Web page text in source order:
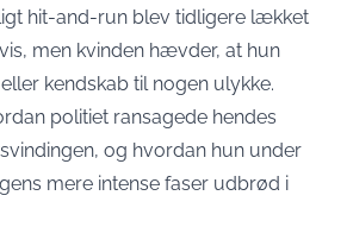
hit-and-run blev tidligere lækket
men kvinden hævder, at hun
kendskab til nogen ulykke.
politiet ransagede hendes
og hvordan hun under
mere intense faser udbrød i